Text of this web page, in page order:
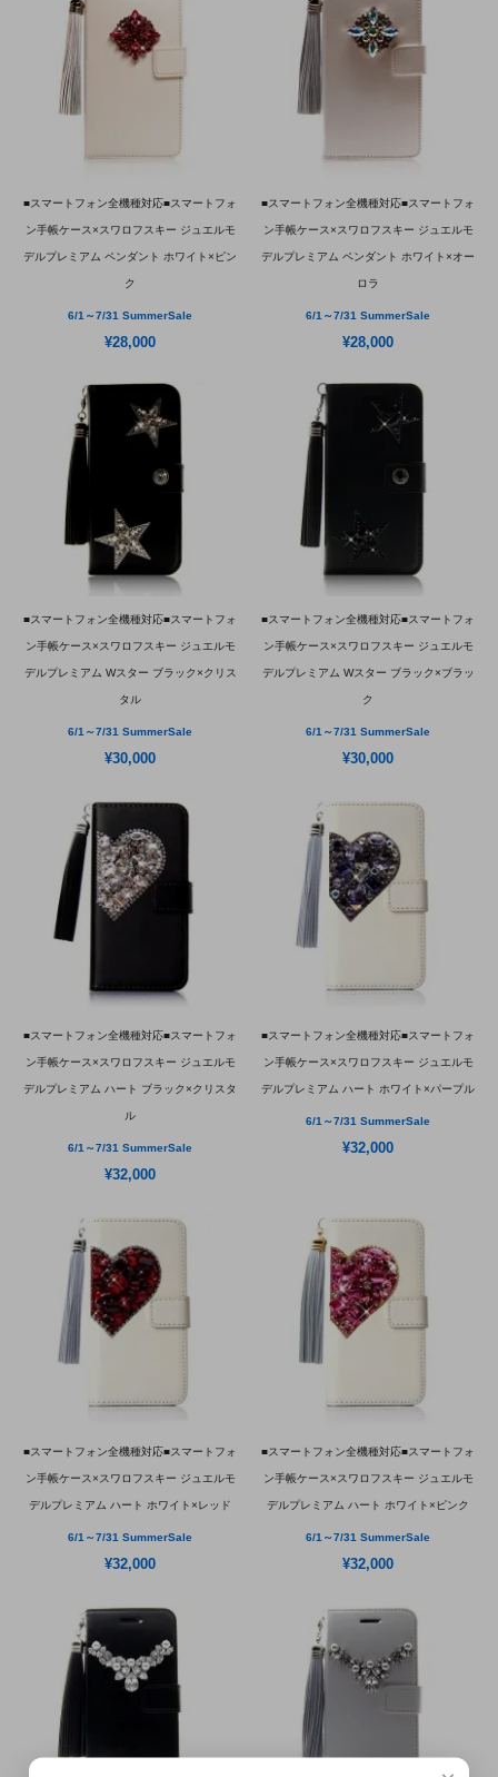
■スマートフォン全機種対応■スマートフォ
ン手帳ケース×スワロフスキー ジュエルモ
デルプレミアム ペンダント ホワイト×ピン
ク
6/1～7/31 SummerSale
¥28,000
■スマートフォン全機種対応■スマートフォ
ン手帳ケース×スワロフスキー ジュエルモ
デルプレミアム ペンダント ホワイト×オー
ロラ
6/1～7/31 SummerSale
¥28,000
■スマートフォン全機種対応■スマートフォ
ン手帳ケース×スワロフスキー ジュエルモ
デルプレミアム Wスター ブラック×クリス
タル
6/1～7/31 SummerSale
¥30,000
■スマートフォン全機種対応■スマートフォ
ン手帳ケース×スワロフスキー ジュエルモ
デルプレミアム Wスター ブラック×ブラッ
ク
6/1～7/31 SummerSale
¥30,000
■スマートフォン全機種対応■スマートフォ
ン手帳ケース×スワロフスキー ジュエルモ
デルプレミアム ハート ブラック×クリスタ
ル
6/1～7/31 SummerSale
¥32,000
■スマートフォン全機種対応■スマートフォ
ン手帳ケース×スワロフスキー ジュエルモ
デルプレミアム ハート ホワイト×パープル
6/1～7/31 SummerSale
¥32,000
■スマートフォン全機種対応■スマートフォ
ン手帳ケース×スワロフスキー ジュエルモ
デルプレミアム ハート ホワイト×レッド
6/1～7/31 SummerSale
¥32,000
■スマートフォン全機種対応■スマートフォ
ン手帳ケース×スワロフスキー ジュエルモ
デルプレミアム ハート ホワイト×ピンク
6/1～7/31 SummerSale
¥32,000